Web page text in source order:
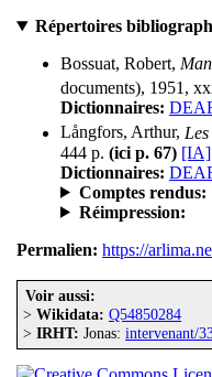
Répertoires
Bossuat, Robert,
documents), 1951,
Dictionnaires:
Långfors, Arthur,
444 p. (ici p. 67) [IA]
Dictionnaires:
Comptes rendus:
Réimpression:
Permalien: https://
Voir aussi:
> Wikidata: Q54850284
> IRHT: Jonas: intervenant/